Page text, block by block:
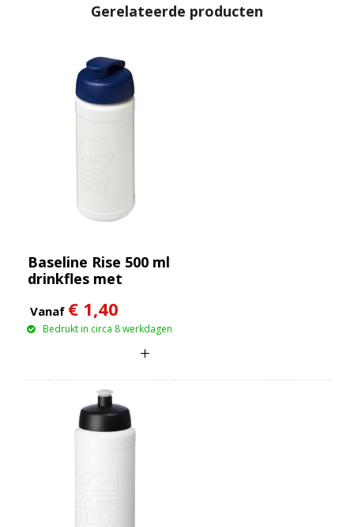
Gerelateerde producten
Baseline Rise 500 ml
drinkfles met
Vanaf € 1,40
Bedrukt in circa 8 werkdagen